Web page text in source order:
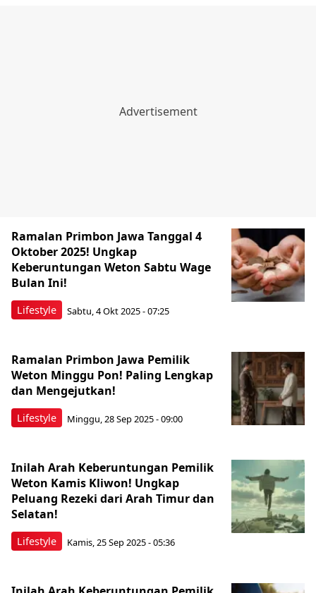
Lifestyle
Ramalan Primbon Jawa Tanggal 4
Oktober 2025! Ungkap
Keberuntungan Weton Sabtu Wage
Bulan Ini!
Sabtu, 4 Okt 2025 - 07:25
Lifestyle
Ramalan Primbon Jawa Pemilik
Weton Minggu Pon! Paling Lengkap
dan Mengejutkan!
Minggu, 28 Sep 2025 - 09:00
Lifestyle
Inilah Arah Keberuntungan Pemilik
Weton Kamis Kliwon! Ungkap
Peluang Rezeki dari Arah Timur dan
Selatan!
Kamis, 25 Sep 2025 - 05:36